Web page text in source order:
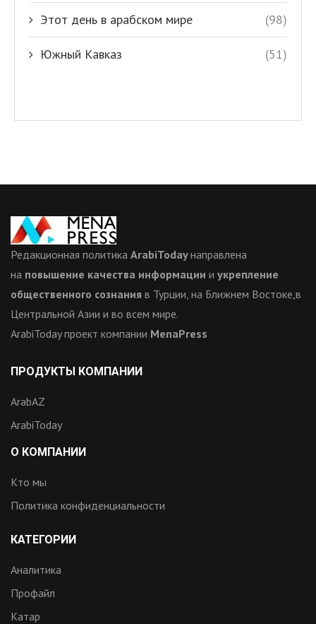
Этот день в арабском мире (98)
Южный Кавказ (51)
Редакционная политика ArabiTodayнаправлена
на повышение качества информации и укрепление
общественного сознания в Турции, на Ближнем Востоке,в
Центральной Азии и во всем мире.
ArabiToday проект компании MenaPress
ПРОДУКТЫ КОМПАНИИ
ArabAZ
ArabiToday
О КОМПАНИИ
Кто мы
Политика конфиденциальности
КАТЕГОРИИ
Аналитика
Профайл
Катар